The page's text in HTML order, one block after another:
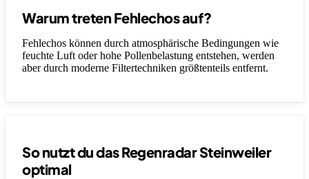
Warum treten Fehlechos auf?
Fehlechos können durch atmosphärische Bedingungen wie
feuchte Luft oder hohe Pollenbelastung entstehen, werden
aber durch moderne Filtertechniken größtenteils entfernt.
So nutzt du das Regenradar Steinweiler
optimal